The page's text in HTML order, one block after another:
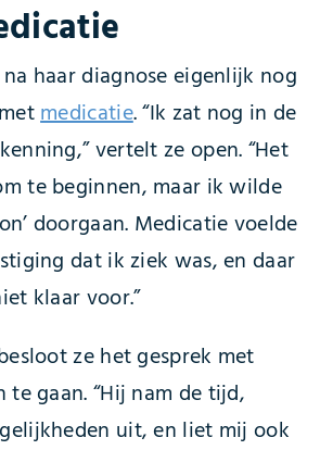
haar diagnose eigenlijk nog
medicatie. “Ik zat nog in de
vertelt ze open. “Het
te beginnen, maar ik wilde
doorgaan. Medicatie voelde
dat ik ziek was, en daar
klaar voor.”
ze het gesprek met
te gaan. “Hij nam de tijd,
uit, en liet mij ook